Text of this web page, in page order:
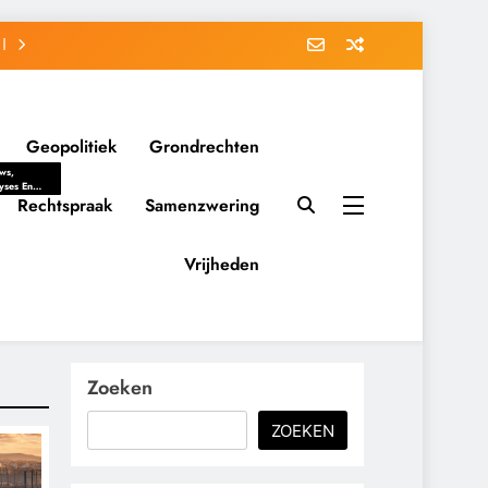
Geopolitiek Grondrechten
En
Politieke
Belangen
Rechtspraak Samenzwering
Vrijheden
Zoeken
ZOEKEN